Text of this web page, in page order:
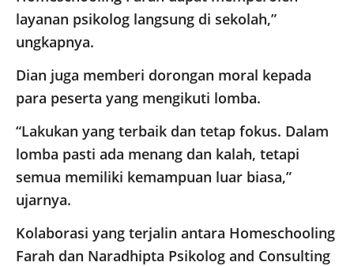
layanan psikolog langsung di sekolah,”
ungkapnya.
Dian juga memberi dorongan moral kepada
para peserta yang mengikuti lomba.
“Lakukan yang terbaik dan tetap fokus. Dalam
lomba pasti ada menang dan kalah, tetapi
semua memiliki kemampuan luar biasa,”
ujarnya.
Kolaborasi yang terjalin antara Homeschooling
Farah dan Naradhipta Psikolog and Consulting